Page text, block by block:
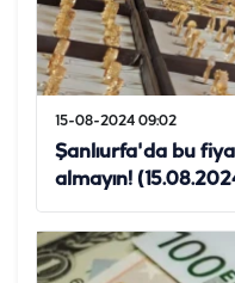
15-08-2024 09:02
Şanlıurfa'da bu
almayın!